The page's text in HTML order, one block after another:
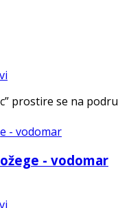
prostire se na
- vodomar